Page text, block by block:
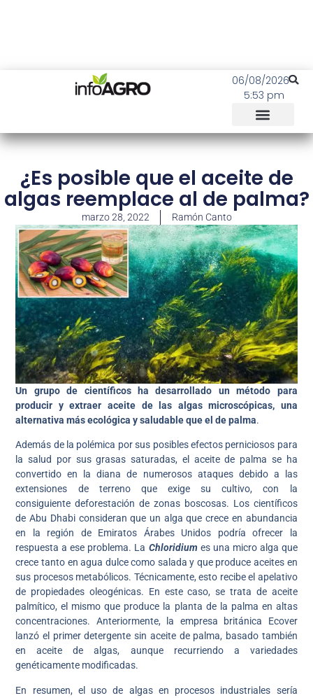
06/08/2026
5:53 pm
¿Es posible que el aceite de
algas reemplace al de palma?
marzo 28, 2022 Ramón Canto
Un grupo de científicos ha desarrollado un método para
producir y extraer aceite de las algas microscópicas, una
alternativa más ecológica y saludable que el de palma.
Además de la polémica por sus posibles efectos perniciosos para
la salud por sus grasas saturadas, el aceite de palma se ha
convertido en la diana de numerosos ataques debido a las
extensiones de terreno que exige su cultivo, con la
consiguiente deforestación de zonas boscosas. Los científicos
de Abu Dhabi consideran que un alga que crece en abundancia
en la región de Emiratos Árabes Unidos podría ofrecer la
respuesta a ese problema. La Chloridium es una micro alga que
crece tanto en agua dulce como salada y que produce aceites en
sus procesos metabólicos. Técnicamente, esto recibe el apelativo
de propiedades oleogénicas. En este caso, se trata de aceite
palmítico, el mismo que produce la planta de la palma en altas
concentraciones. Anteriormente, la empresa británica Ecover
lanzó el primer detergente sin aceite de palma, basado también
en aceite de algas, aunque recurriendo a variedades
genéticamente modificadas.
En resumen, el uso de algas en procesos industriales sería